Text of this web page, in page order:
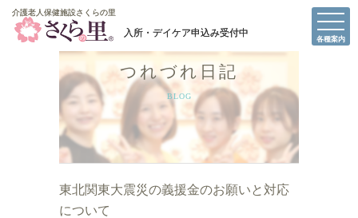
各種案内
介護老人保健施設さくらの里
介護老人保健施設さくらの里
つれづれ日記
BLOG
東北関東大震災の義援金のお願いと対応
について